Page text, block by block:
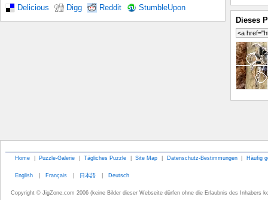
Delicious Digg Reddit StumbleUpon
Dieses
Home | Puzzle-Galerie | Tägliches Puzzle | Site Map | Datenschutz-Bestimmungen | Häufig
English | Français | 日本語 | Deutsch
Copyright © JigZone.com 2006 (keine Bilder dieser Webseite dürfen ohne die Erlaubnis des Inhabers